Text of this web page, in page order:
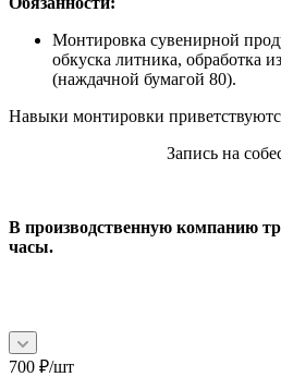
Монтировка сувенирной
обкуска литника, обработка
(наждачной бумагой 80).
Навыки монтировки
Запись на
В производственную компанию
часы.
700 ₽/шт